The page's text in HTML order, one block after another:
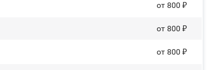
от 800 ₽
от 800 ₽
от 800 ₽